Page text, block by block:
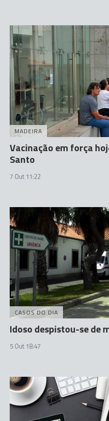
MADEIRA
Vacinação em força
Santo
7 Out 11:22
CASOS DO DIA
Idoso despistou-se de
5 Out 18:47